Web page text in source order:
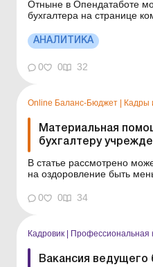
Отныне в Опендатаботе
бухгалтера на странице
компаниями сотрудничает
теме: День бухгалтера с Uteka: главные учетно-
налоговые изменения
бухга...
АНАЛИТИКА
0 0 32
Online Баланс-Бюджет Кадры
Материальная
бухгалтеру
В статье рассмотрено
на оздоровление быть
Практическая ситуация Должностной оклад бухгалтера
гимназии (7-й тарифный
предоставлять ему
0 0 34
Кадровик Профессиональная
Вакансия ведущего